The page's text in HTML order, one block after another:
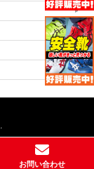
お問い合わせ